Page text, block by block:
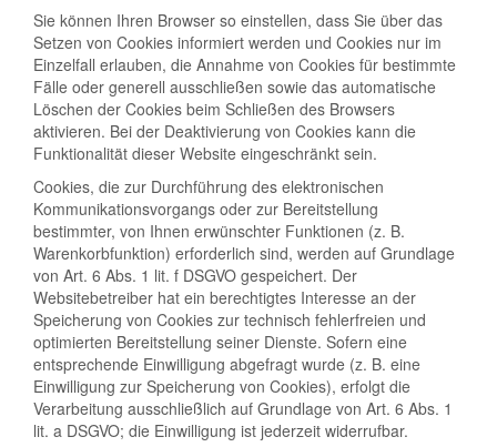
Sie können Ihren Browser so einstellen, dass Sie über das
Setzen von Cookies informiert werden und Cookies nur im
Einzelfall erlauben, die Annahme von Cookies für bestimmte
Fälle oder generell ausschließen sowie das automatische
Löschen der Cookies beim Schließen des Browsers
aktivieren. Bei der Deaktivierung von Cookies kann die
Funktionalität dieser Website eingeschränkt sein.
Cookies, die zur Durchführung des elektronischen
Kommunikationsvorgangs oder zur Bereitstellung
bestimmter, von Ihnen erwünschter Funktionen (z. B.
Warenkorbfunktion) erforderlich sind, werden auf Grundlage
von Art. 6 Abs. 1 lit. f DSGVO gespeichert. Der
Websitebetreiber hat ein berechtigtes Interesse an der
Speicherung von Cookies zur technisch fehlerfreien und
optimierten Bereitstellung seiner Dienste. Sofern eine
entsprechende Einwilligung abgefragt wurde (z. B. eine
Einwilligung zur Speicherung von Cookies), erfolgt die
Verarbeitung ausschließlich auf Grundlage von Art. 6 Abs. 1
lit. a DSGVO; die Einwilligung ist jederzeit widerrufbar.